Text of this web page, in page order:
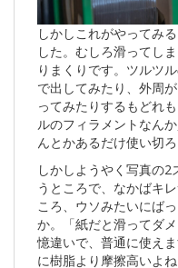
しかしこれがやってみ
した。むしろ滑ってし
りまくりです。ツルツ
で出してみたり、外周
ってみたりするもどれ
ルのフィラメントなん
んとかあるだけ使い切
しかしようやく写真の
うところで、なかばキ
ころ、ウソみたいにば
か。「紙だと滑ってダ
憶違いで、普通に使え
に樹脂より摩擦高いよね